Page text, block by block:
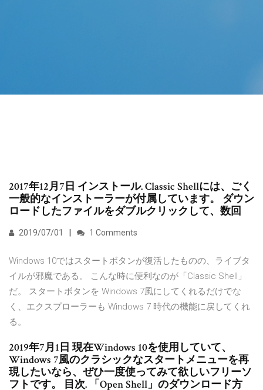
2017年12月7日 インストール. Classic Shellには、ごく
一般的なインストーラーが付属しています。 ダウン
ロードしたファイルをダブルクリックして、数回
2019/07/01 1 Comments
Windows 10ではスタートボタンが復活したものの、ライブタ
イルが邪魔である。 こんな時に便利なのが「Classic Shell」
だ。 スタートボタンを Windows 7風にしてくれるだけでな
く、エクスプローラーも Windows 7 時代の機能に戻してくれ
る。
2019年7月1日 現在Windows 10を使用していて、
Windows 7風のクラシックなスタートメニューを再
現したいなら、ぜひ一度使ってみて欲しいフリーソ
フトです。 目次. 「Open Shell」のダウンロード方